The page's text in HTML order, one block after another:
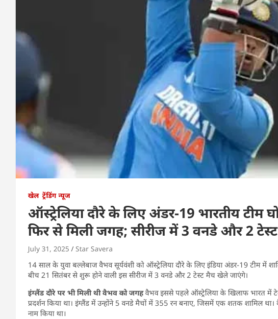
खेल ट्रेंडिंग न्यूज
ऑस्ट्रेलिया दौरे के लिए अंडर-19 भारतीय टीम
फिर से मिली जगह; सीरीज में 3 वनडे और 2
July 31, 2025 Star Savera
14 साल के युवा बल्लेबाज वैभव सूर्यवंशी को ऑस्ट्रेलिया दौरे के लिए इंडिया अंडर-19 टीम में
बीच 21 सितंबर से शुरू होने वाली इस सीरीज में 3 वनडे और 2 टेस्ट मैच खेले जाएंगे।
इंग्लैंड दौरे पर भी मिली थी वैभव को जगहवैभव इससे पहले ऑस्ट्रेलिया के खिलाफ भारत में
प्रदर्शन किया था। इंग्लैंड में उन्होंने 5 वनडे मैचों में 355 रन बनाए, जिसमें एक शतक शामिल
नाम किया था।